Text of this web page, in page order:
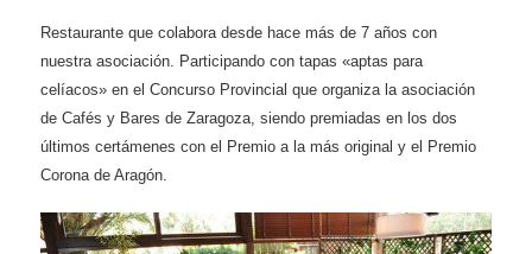
Restaurante que colabora desde hace más de 7 años con
nuestra asociación. Participando con tapas «aptas para
celíacos» en el Concurso Provincial que organiza la asociación
de Cafés y Bares de Zaragoza, siendo premiadas en los dos
últimos certámenes con el Premio a la más original y el Premio
Corona de Aragón.